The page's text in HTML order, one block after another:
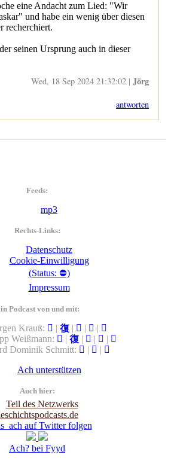
eine Andacht zum Lied: "Wir
und habe ein wenig über diesen
recherchiert.
seinen Ursprung auch in dieser
Wed, 18 Sep 2024 21:32:02 | Jörg
antworten
Feeds:
mp3
Rechts-Links:
Datenschutz
Cookie-Einwilligung
(Status: ⛔)
Impressum
Podcast von und mit:
Krauß: | | |
|
Weißmann:
| | |
|
Dominik Schmitt:
|
|
Ach unterstützen
Auch hier:
auf Twitter folgen
Ach? bei Fyyd